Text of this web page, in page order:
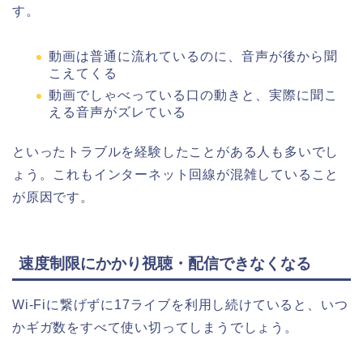
す。
動画は普通に流れているのに、音声が後から聞
こえてくる
動画でしゃべっている口の動きと、実際に聞こ
える音声がズレている
といったトラブルを経験したことがある人も多いでし
ょう。これもインターネット回線が混雑していること
が原因です。
速度制限にかかり視聴・配信できなくなる
Wi-Fiに繋げずに17ライブを利用し続けていると、いつ
かギガ数をすべて使い切ってしまうでしょう。